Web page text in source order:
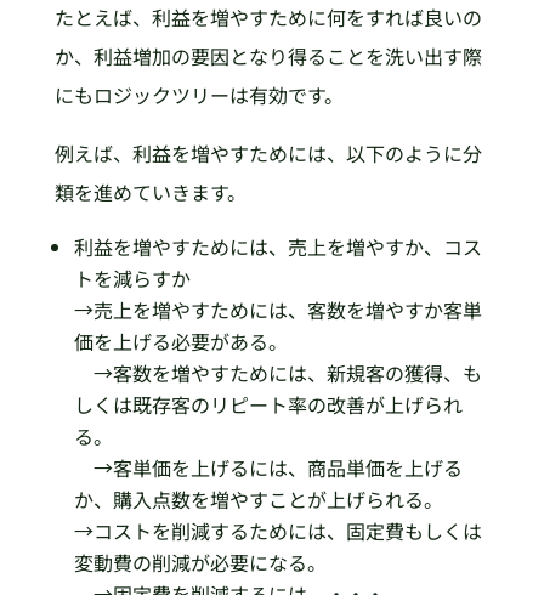
たとえば、利益を増やすために何をすれば良いの
か、利益増加の要因となり得ることを洗い出す際
にもロジックツリーは有効です。
例えば、利益を増やすためには、以下のように分
類を進めていきます。
利益を増やすためには、売上を増やすか、コス
トを減らすか
→売上を増やすためには、客数を増やすか客単
価を上げる必要がある。
→客数を増やすためには、新規客の獲得、も
しくは既存客のリピート率の改善が上げられ
る。
→客単価を上げるには、商品単価を上げる
か、購入点数を増やすことが上げられる。
→コストを削減するためには、固定費もしくは
変動費の削減が必要になる。